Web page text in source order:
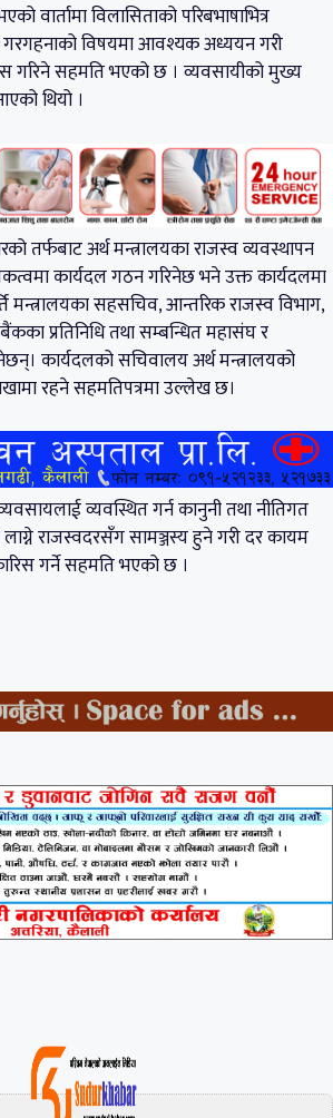
वार्तामा विलासिताको परिबभाषाभित्र
विषयमा आवश्यक अध्ययन गरी
गरिने सहमति भएको छ । व्यवसायीको मुख्य
थियो ।
तर्फबाट अर्थ मन्त्रालयका राजस्व व्यवस्थापन
कार्यदल गठन गरिनेछ भने उक्त कार्यदलमा
मन्त्रालयका सहसचिव, आन्तरिक राजस्व विभाग,
बैंकका प्रतिनिधि तथा सम्बन्धित महासंघ र
कार्यदलको सचिवालय अर्थ मन्त्रालयको
रहने सहमतिपत्रमा उल्लेख छ।
व्यवस्थित गर्न कानुनी तथा नीतिगत
राजस्वदरसँग सामञ्जस्य हुने गरी दर कायम
गर्ने सहमति भएको छ ।